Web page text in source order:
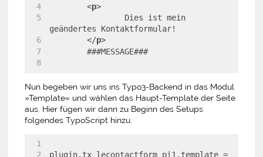
<p>
geändertes Kontaktformular!
</p>
	###MESSAGE###
Nun begeben wir uns ins Typo3-Backend in das Modul
»Template« und wählen das Haupt-Template der Seite
aus. Hier fügen wir dann zu Beginn des Setups
folgendes TypoScript hinzu.
plugin.tx_lecontactform_pi1.template =